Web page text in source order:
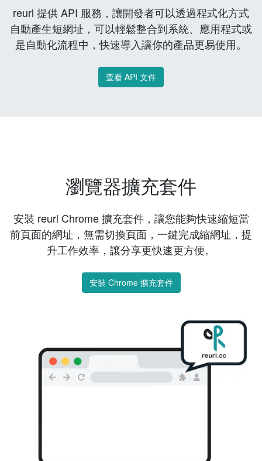
reurl 提供 API 服務，讓開發者可以透過程式化方式
自動產生短網址，可以輕鬆整合到系統、應用程式或
是自動化流程中，快速導入讓你的產品更易使用。
查看 API 文件
瀏覽器擴充套件
安裝 reurl Chrome 擴充套件，讓您能夠快速縮短當
前頁面的網址，無需切換頁面，一鍵完成縮網址，提
升工作效率，讓分享更快速更方便。
安裝 Chrome 擴充套件